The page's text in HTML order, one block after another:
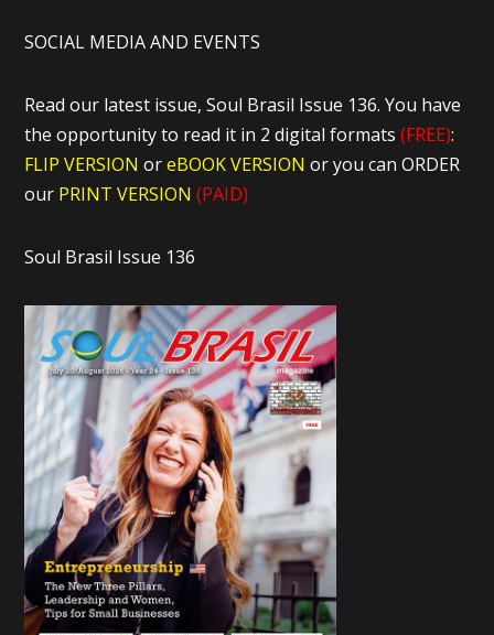
SOCIAL MEDIA AND EVENTS
Read our latest issue, Soul Brasil Issue 136. You have
the opportunity to read it in 2 digital formats(FREE):
FLIP VERSION oreBOOK VERSIONor you can ORDER
our PRINT VERSION (PAID)
Soul Brasil Issue 136